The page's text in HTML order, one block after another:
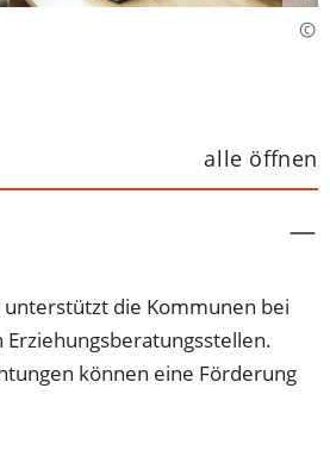
alle öffnen
die Kommunen bei
Erziehungsberatungsstellen.
können eine Förderung